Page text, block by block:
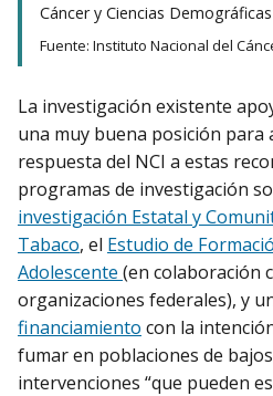
Cáncer y Ciencias
Fuente: Instituto Nacional del
La investigación existente
una muy buena posición para
respuesta del NCI a estas
programas de investigación
investigación Estatal y
Tabaco, el Estudio de
Adolescente (en colaboración
organizaciones federales), y
financiamiento con la
fumar en poblaciones de
intervenciones “que pueden